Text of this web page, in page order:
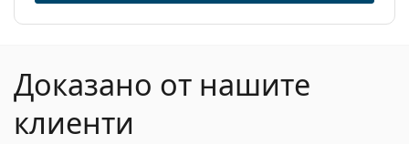
Доказано от нашите
клиенти